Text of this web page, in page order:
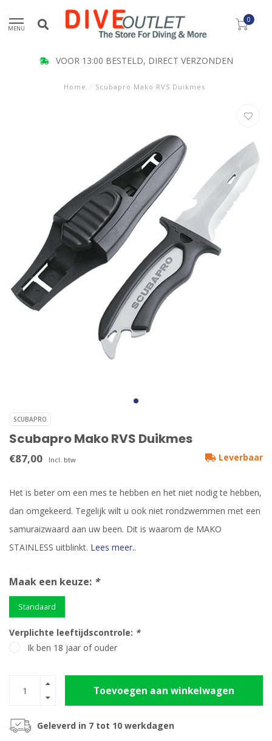
MENU
0
VOOR 13:00 BESTELD, DIRECT VERZONDEN
Home / Scubapro Mako RVS Duikmes
SCUBAPRO
Scubapro Mako RVS Duikmes
€87,00 Incl. btw Leverbaar
Het is beter om een mes te hebben en het niet nodig te hebben,
dan omgekeerd. Tegelijk wilt u ook niet rondzwemmen met een
samuraizwaard aan uw been. Dit is waarom de MAKO
STAINLESS uitblinkt. Lees meer..
Maak een keuze: *
Standaard
Verplichte leeftijdscontrole: *
Ik ben 18 jaar of ouder
Toevoegen aan winkelwagen
Geleverd in 7 tot 10 werkdagen